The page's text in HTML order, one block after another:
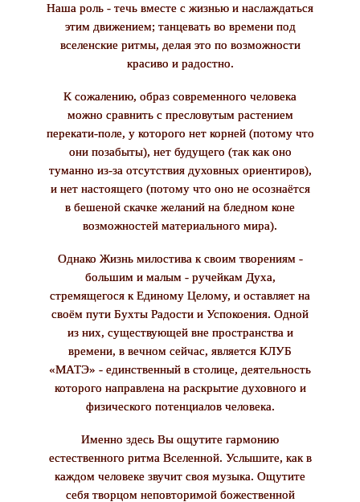
Наша роль - течь вместе с жизнью и наслаждаться
этим движением; танцевать во времени под
вселенские ритмы, делая это по возможности
красиво и радостно.
К сожалению, образ современного человека
можно сравнить с пресловутым растением
перекати-поле, у которого нет корней (потому что
они позабыты), нет будущего (так как оно
туманно из-за отсутствия духовных ориентиров),
и нет настоящего (потому что оно не осознаётся
в бешеной скачке желаний на бледном коне
возможностей материального мира).
Однако Жизнь милостива к своим творениям -
большим и малым - ручейкам Духа,
стремящегося к Единому Целому, и оставляет на
своём пути Бухты Радости и Успокоения. Одной
из них, существующей вне пространства и
времени, в вечном сейчас, является КЛУБ
«МАТЭ» - единственный в столице, деятельность
которого направлена на раскрытие духовного и
физического потенциалов человека.
Именно здесь Вы ощутите гармонию
естественного ритма Вселенной. Услышите, как в
каждом человеке звучит своя музыка. Ощутите
себя творцом неповторимой божественной